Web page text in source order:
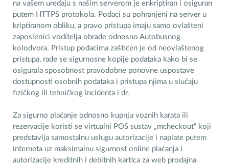
na vašem uređaju s našim serverom je enkriptiran i osiguran
putem HTTPS protokola. Podaci su pohranjeni na server u
kriptiranom obliku, a pravo pristupa imaju samo ovlašteni
zaposlenici voditelja obrade odnosno Autobusnog
kolodvora. Pristup podacima zaštićen je od neovlaštenog
pristupa, rade se sigurnosne kopije podataka kako bi se
osigurala sposobnost pravodobne ponovne uspostave
dostupnosti osobnih podataka i pristupa njima u slučaju
fizičkog ili tehničkog incidenta i dr.
Za sigurno plaćanje odnosno kupnju voznih karata ili
rezervacije koristi se virtualni POS sustav „mcheckout“ koji
predstavlja samostalnu uslugu autorizacije i naplate putem
interneta uz maksimalnu sigurnost online plaćanja i
autorizacije kreditnih i debitnih kartica za web prodajna